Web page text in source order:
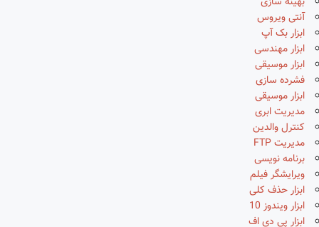
آنتی ویروس
ابزار بک آپ
ابزار مهندسی
ابزار موسیقی
فشرده سازی
ابزار موسیقی
مدیریت ابری
کنترل والدین
مدیریت FTP
برنامه نویسی
ویرایشگر فیلم
ابزار حذف کلی
ابزار ویندوز 10
ابزار پی دی اف